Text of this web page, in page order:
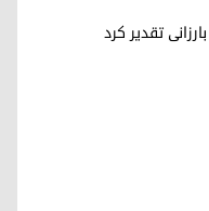
تقدیر کرد